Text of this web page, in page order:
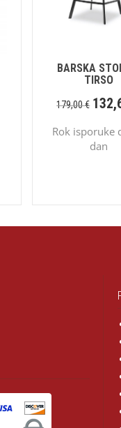
BARSKA
TIRSO
179,00€
Rok isporuke
dan